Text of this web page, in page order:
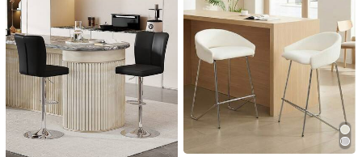
Veja mais
Informações de segurança e contactos
Você Também Pode Gostar
Recomendar Casa & acessórios Têxtil de Lar Eletrodomésticos
para os pés em metal – branco puro